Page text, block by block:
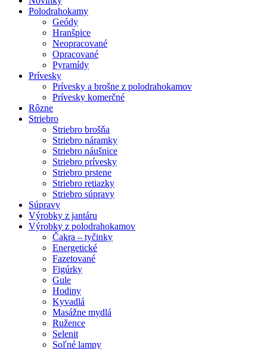
Polodrahokamy
Geódy
Hranšpice
Neopracované
Opracované
Pyramídy
Prívesky
Prívesky a brošne z polodrahokamov
Prívesky komerčné
Rôzne
Striebro
Striebro brošňa
Striebro náramky
Striebro náušnice
Striebro prívesky
Striebro prstene
Striebro retiazky
Striebro súpravy
Súpravy
Výrobky z jantáru
Výrobky z polodrahokamov
Čakra – tyčinky
Energetické
Fazetované
Figúrky
Gule
Hodiny
Kyvadlá
Masážne mydlá
Ružence
Selenit
Soľné lampy